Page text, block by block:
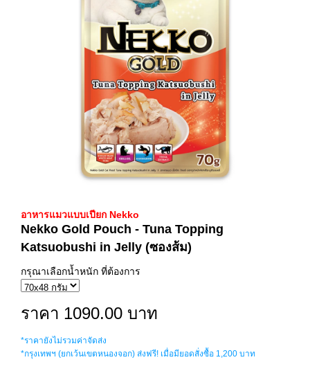
อาหารแมวแบบเปียก Nekko
Nekko Gold Pouch - Tuna Topping
Katsuobushi in Jelly (ซองส้ม)
กรุณาเลือกน้ำหนัก ที่ต้องการ
ราคา 1090.00 บาท
*ราคายังไม่รวมค่าจัดส่ง
*กรุงเทพฯ (ยกเว้นเขตหนองจอก) ส่งฟรี! เมื่อมียอดสั่งซื้อ 1,200 บาท